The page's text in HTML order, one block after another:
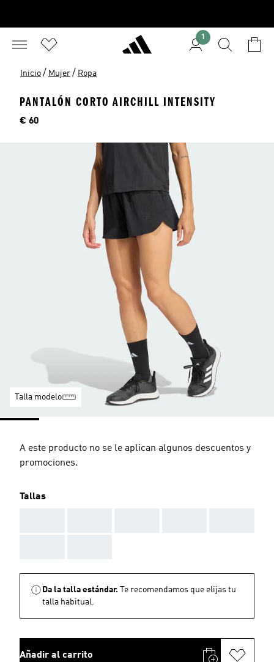
1
Inicio / Mujer / Ropa
PANTALÓN CORTO AIRCHILL INTENSITY
Precio
€ 60
Talla modelo
A este producto no se le aplican algunos descuentos y
promociones.
Tallas
Da la talla estándar.
Te recomendamos que elijas tu
talla habitual.
Añadir al carrito